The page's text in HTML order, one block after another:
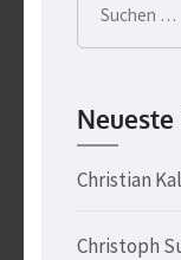
Suchen
nach:
Christian
Christoph